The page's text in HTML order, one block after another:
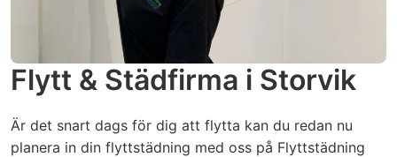
timdebitering läggas till för färdigställande av
avfrostning)
Kamin / Öppen spis
✔ Dammsugning av aska.
avfläckning av väggar ingår i kök samt
väggar i badrum ingår).
✔Skurning av golv då de är väldigt smutsiga
(utöver dammsugning och våttorkning).
✔ Specifik fogrengöring mellan kakel.
Normal avtorkning/enklare rengöring med
Flytt & Städfirma i Storvik
Är det snart dags för dig att flytta kan du redan nu
planera in din flyttstädning med oss på Flyttstädning